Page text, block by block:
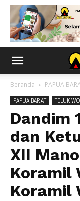
Beranda PAPUA
PAPUA BARAT TELUK
Dandim
dan
XII
Koramil
Koramil